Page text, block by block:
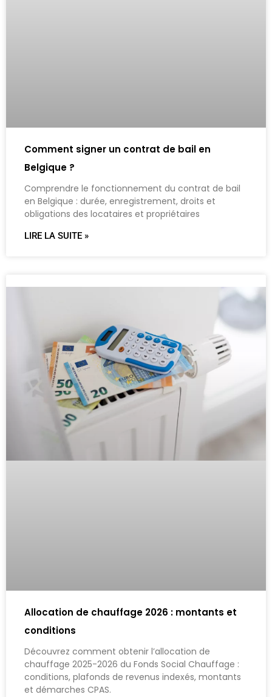
Comment signer un contrat de bail en
Belgique ?
Comprendre le fonctionnement du contrat de bail
en Belgique : durée, enregistrement, droits et
obligations des locataires et propriétaires
LIRE LA SUITE »
Allocation de chauffage 2026 : montants et
conditions
Découvrez comment obtenir l’allocation de
chauffage 2025-2026 du Fonds Social Chauffage :
conditions, plafonds de revenus indexés, montants
et démarches CPAS.